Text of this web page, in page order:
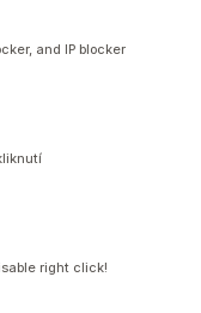
and IP blocker
right click!